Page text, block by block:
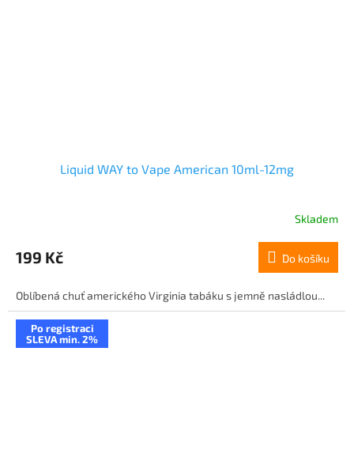
Liquid WAY to Vape American 10ml-12mg
Skladem
199 Kč Do košíku
Oblíbená chuť amerického Virginia tabáku s jemně nasládlou...
Po registraci
SLEVA min. 2%